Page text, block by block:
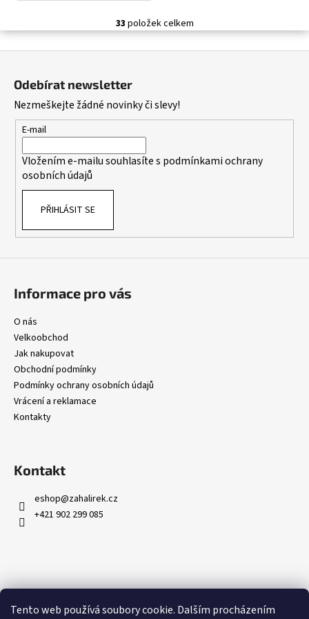
Tento web používá soubory cookie. Dalším procházením
O
a
c
r
ý
p
33 položek celkem
Odebírat newsletter
Nezmeškejte žádné novinky či slevy!
E-mail
Vložením e-mailu souhlasíte s podmínkami ochrany
osobních údajů
PŘIHLÁSIT SE
Informace pro vás
O nás
Velkoobchod
Jak nakupovat
Obchodní podmínky
Podmínky ochrany osobních údajů
Vrácení a reklamace
Kontakty
Kontakt
eshop@zahalirek.cz
+421 902 299 085
Přijímáme online platby